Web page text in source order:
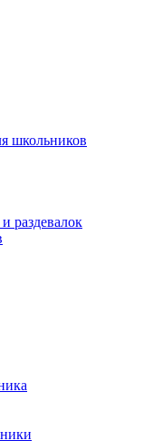
школьников
раздевалок